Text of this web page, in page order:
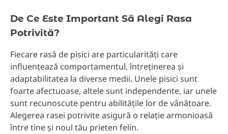
De Ce Este Important Să Alegi Rasa
Potrivită?
Fiecare rasă de pisici are particularități care
influențează comportamentul, întreținerea și
adaptabilitatea la diverse medii. Unele pisici sunt
foarte afectuoase, altele sunt independente, iar unele
sunt recunoscute pentru abilitățile lor de vânătoare.
Alegerea rasei potrivite asigură o relație armonioasă
între tine și noul tău prieten felin.